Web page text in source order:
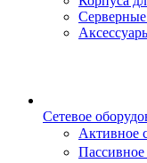
Сетевое
Активное
Пассивное